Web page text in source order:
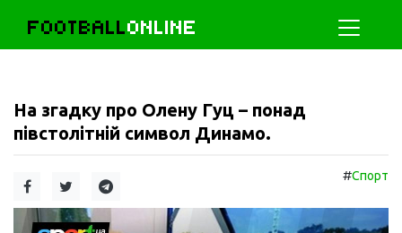
FOOTBALLONLINE
На згадку про Олену Гуц – понад
півстолітній символ Динамо.
#Спорт